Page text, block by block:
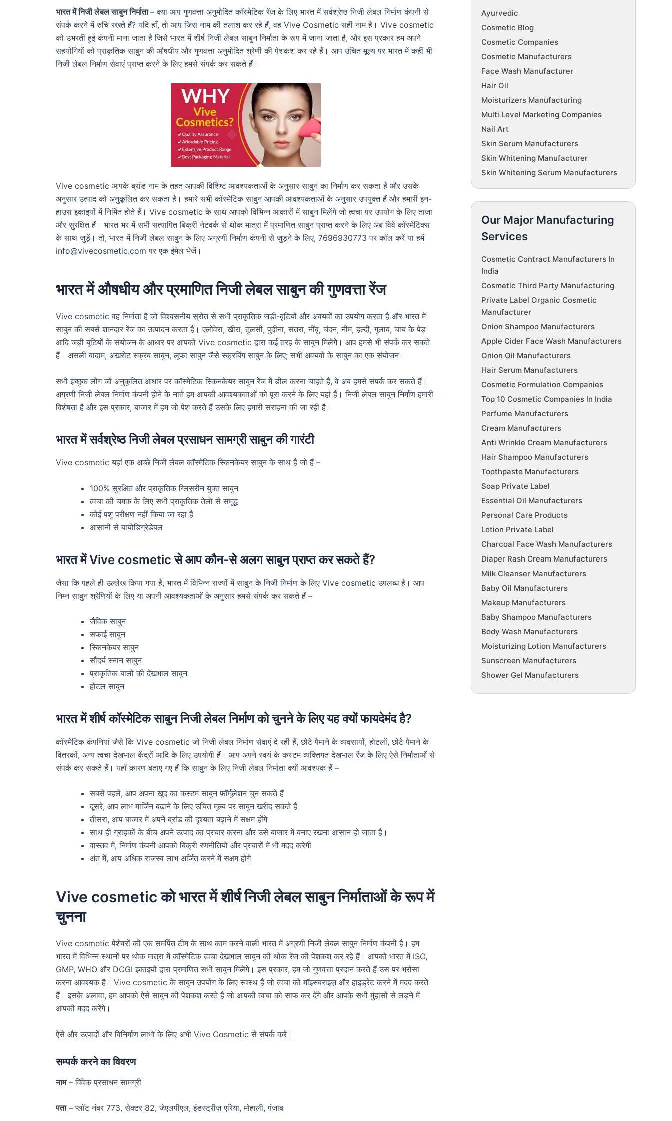
भारत में निजी लेबल साबुन निर्माता– क्या आप गुणवत्ता अनुमोदित कॉस्मेटिक रेंज के लिए भारत में सर्वश्रेष्ठ निजी लेबल निर्माण कंपनी से
संपर्क करने में रुचि रखते हैं? यदि हाँ, तो आप जिस नाम की तलाश कर रहे हैं, वह Vive Cosmetic सही नाम है। Vive cosmetic
को उभरती हुई कंपनी माना जाता है जिसे भारत में शीर्ष निजी लेबल साबुन निर्माता के रूप में जाना जाता है, और इस प्रकार हम अपने
सहयोगियों को प्राकृतिक साबुन की औषधीय और गुणवत्ता अनुमोदित श्रेणी की पेशकश कर रहे हैं। आप उचित मूल्य पर भारत में कहीं भी
निजी लेबल निर्माण सेवाएं प्राप्त करने के लिए हमसे संपर्क कर सकते हैं।
Vive cosmetic आपके ब्रांड नाम के तहत आपकी विशिष्ट आवश्यकताओं के अनुसार साबुन का निर्माण कर सकता है और उसके
अनुसार उत्पाद को अनुकूलित कर सकता है। हमारे सभी कॉस्मेटिक साबुन आपकी आवश्यकताओं के अनुसार उपयुक्त हैं और हमारी इन-
हाउस इकाइयों में निर्मित होते हैं। Vive cosmetic के साथ आपको विभिन्न आकारों में साबुन मिलेंगे जो त्वचा पर उपयोग के लिए ताजा
और सुरक्षित हैं। भारत भर में सभी सत्यापित बिक्री नेटवर्क से थोक मात्रा में प्रमाणित साबुन प्राप्त करने के लिए अब विवे कॉस्मेटिक्स
के साथ जुड़ें। तो, भारत में निजी लेबल साबुन के लिए अग्रणी निर्माण कंपनी से जुड़ने के लिए, 7696930773 पर कॉल करें या हमें
info@vivecosmetic.com पर एक ईमेल भेजें।
भारत में औषधीय और प्रमाणित निजी लेबल साबुन की गुणवत्ता रेंज
Vive cosmetic वह निर्माता है जो विश्वसनीय स्रोत से सभी प्राकृतिक जड़ी-बूटियों और अवयवों का उपयोग करता है और भारत में
साबुन की सबसे शानदार रेंज का उत्पादन करता है। एलोवेरा, खीरा, तुलसी, पुदीना, संतरा, नींबू, चंदन, नीम, हल्दी, गुलाब, चाय के पेड़
आदि जड़ी बूटियों के संयोजन के आधार पर आपको Vive cosmetic द्वारा कई तरह के साबुन मिलेंगे। आप हमसे भी संपर्क कर सकते
हैं। असली बादाम, अखरोट स्क्रब साबुन, लूफा साबुन जैसे स्क्रबिंग साबुन के लिए; सभी अवयवों के साबुन का एक संयोजन।
सभी इच्छुक लोग जो अनुकूलित आधार पर कॉस्मेटिक स्किनकेयर साबुन रेंज में डील करना चाहते हैं, वे अब हमसे संपर्क कर सकते हैं।
अग्रणी निजी लेबल निर्माण कंपनी होने के नाते हम आपकी आवश्यकताओं को पूरा करने के लिए यहां हैं। निजी लेबल साबुन निर्माण हमारी
विशेषता है और इस प्रकार, बाजार में हम जो पेश करते हैं उसके लिए हमारी सराहना की जा रही है।
भारत में सर्वश्रेष्ठ निजी लेबल प्रसाधन सामग्री साबुन की गारंटी
Vive cosmetic यहां एक अच्छे निजी लेबल कॉस्मेटिक स्किनकेयर साबुन के साथ है जो हैं –
100% सुरक्षित और प्राकृतिक ग्लिसरीन युक्त साबुन
त्वचा की चमक के लिए सभी प्राकृतिक तेलों से समृद्ध
कोई पशु परीक्षण नहीं किया जा रहा है
आसानी से बायोडिग्रेडेबल
भारत में Vive cosmetic से आप कौन-से अलग साबुन प्राप्त कर सकते हैं?
जैसा कि पहले ही उल्लेख किया गया है, भारत में विभिन्न राज्यों में साबुन के निजी निर्माण के लिए Vive cosmetic उपलब्ध है। आप
निम्न साबुन श्रेणियों के लिए या अपनी आवश्यकताओं के अनुसार हमसे संपर्क कर सकते हैं –
जैविक साबुन
सफाई साबुन
स्किनकेयर साबुन
सौंदर्य स्नान साबुन
प्राकृतिक बालों की देखभाल साबुन
होटल साबुन
भारत में शीर्ष कॉस्मेटिक साबुन निजी लेबल निर्माण को चुनने के लिए यह क्यों फायदेमंद है?
कॉस्मेटिक कंपनियां जैसे कि Vive cosmetic जो निजी लेबल निर्माण सेवाएं दे रही हैं, छोटे पैमाने के व्यवसायों, होटलों, छोटे पैमाने के
वितरकों, अन्य त्वचा देखभाल केंद्रों आदि के लिए उपयोगी हैं। आप अपने स्वयं के कस्टम व्यक्तिगत देखभाल रेंज के लिए ऐसे निर्माताओं से
संपर्क कर सकते हैं। यहाँ कारण बताए गए हैं कि साबुन के लिए निजी लेबल निर्माता क्यों आवश्यक हैं –
सबसे पहले, आप अपना खुद का कस्टम साबुन फॉर्मूलेशन चुन सकते हैं
दूसरे, आप लाभ मार्जिन बढ़ाने के लिए उचित मूल्य पर साबुन खरीद सकते हैं
तीसरा, आप बाजार में अपने ब्रांड की दृश्यता बढ़ाने में सक्षम होंगे
साथ ही ग्राहकों के बीच अपने उत्पाद का प्रचार करना और उसे बाजार में बनाए रखना आसान हो जाता है।
वास्तव में, निर्माण कंपनी आपको बिक्री रणनीतियों और प्रचारों में भी मदद करेगी
अंत में, आप अधिक राजस्व लाभ अर्जित करने में सक्षम होंगे
Vive cosmetic को भारत में शीर्ष निजी लेबल साबुन निर्माताओं के रूप में
चुनना
Vive cosmetic पेशेवरों की एक समर्पित टीम के साथ काम करने वाली भारत में अग्रणी निजी लेबल साबुन निर्माण कंपनी है। हम
भारत में विभिन्न स्थानों पर थोक मात्रा में कॉस्मेटिक त्वचा देखभाल साबुन की थोक रेंज की पेशकश कर रहे हैं। आपको भारत में ISO,
GMP, WHO और DCGI इकाइयों द्वारा प्रमाणित सभी साबुन मिलेंगे। इस प्रकार, हम जो गुणवत्ता प्रदान करते हैं उस पर भरोसा
करना आवश्यक है। Vive cosmetic के साबुन उपयोग के लिए स्वस्थ हैं जो त्वचा को मॉइस्चराइज़ और हाइड्रेट करने में मदद करते
हैं। इसके अलावा, हम आपको ऐसे साबुन की पेशकश करते हैं जो आपकी त्वचा को साफ कर देंगे और आपके सभी मुंहासों से लड़ने में
आपकी मदद करेंगे।
ऐसे और उत्पादों और विनिर्माण लाभों के लिए अभी Vive Cosmetic से संपर्क करें।
सम्पर्क करने का विवरण
नाम– विवेक प्रसाधन सामग्री
पता– प्लॉट नंबर 773, सेक्टर 82, जेएलपीएल, इंडस्ट्रीज़ एरिया, मोहाली, पंजाब
Ayurvedic
Cosmetic Blog
Cosmetic Companies
Cosmetic Manufacturers
Face Wash Manufacturer
Hair Oil
Moisturizers Manufacturing
Multi Level Marketing Companies
Nail Art
Skin Serum Manufacturers
Skin Whitening Manufacturer
Skin Whitening Serum Manufacturers
Our Major Manufacturing
Services
Cosmetic Contract Manufacturers In
India
Cosmetic Third Party Manufacturing
Private Label Organic Cosmetic
Manufacturer
Onion Shampoo Manufacturers
Apple Cider Face Wash Manufacturers
Onion Oil Manufacturers
Hair Serum Manufacturers
Cosmetic Formulation Companies
Top 10 Cosmetic Companies In India
Perfume Manufacturers
Cream Manufacturers
Anti Wrinkle Cream Manufacturers
Hair Shampoo Manufacturers
Toothpaste Manufacturers
Soap Private Label
Essential Oil Manufacturers
Personal Care Products
Lotion Private Label
Charcoal Face Wash Manufacturers
Diaper Rash Cream Manufacturers
Milk Cleanser Manufacturers
Baby Oil Manufacturers
Makeup Manufacturers
Baby Shampoo Manufacturers
Body Wash Manufacturers
Moisturizing Lotion Manufacturers
Sunscreen Manufacturers
Shower Gel Manufacturers